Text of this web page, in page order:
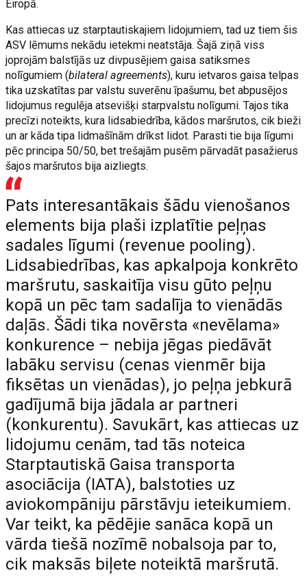
Eiropā.
Kas attiecas uz starptautiskajiem lidojumiem, tad uz tiem šis
ASV lēmums nekādu ietekmi neatstāja. Šajā ziņā viss
joprojām balstījās uz divpusējiem gaisa satiksmes
nolīgumiem (bilateral agreements), kuru ietvaros gaisa telpas
tika uzskatītas par valstu suverēnu īpašumu, bet abpusējos
lidojumus regulēja atsevišķi starpvalstu nolīgumi. Tajos tika
precīzi noteikts, kura lidsabiedrība, kādos maršrutos, cik bieži
un ar kāda tipa lidmašīnām drīkst lidot. Parasti tie bija līgumi
pēc principa 50/50, bet trešajām pusēm pārvadāt pasažierus
šajos maršrutos bija aizliegts.
Pats interesantākais šādu vienošanos
elements bija plaši izplatītie peļņas
sadales līgumi (revenue pooling).
Lidsabiedrības, kas apkalpoja konkrēto
maršrutu, saskaitīja visu gūto peļņu
kopā un pēc tam sadalīja to vienādās
daļās. Šādi tika novērsta «nevēlama»
konkurence – nebija jēgas piedāvāt
labāku servisu (cenas vienmēr bija
fiksētas un vienādas), jo peļņa jebkurā
gadījumā bija jādala ar partneri
(konkurentu). Savukārt, kas attiecas uz
lidojumu cenām, tad tās noteica
Starptautiskā Gaisa transporta
asociācija (IATA), balstoties uz
aviokompāniju pārstāvju ieteikumiem.
Var teikt, ka pēdējie sanāca kopā un
vārda tiešā nozīmē nobalsoja par to,
cik maksās biļete noteiktā maršrutā.